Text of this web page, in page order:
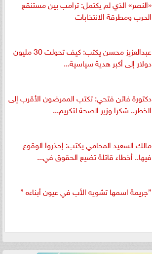
«النصر» الذي لم يكتمل: ترامب بين مستنقع
الحرب ومطرقة الانتخابات
عبدالعزيز محسن يكتب: كيف تحولت 30 مليون
دولار إلى أكبر هدية سياسية...
دكتورة فاتن فتحي: تكتب الممرضون الأقرب إلى
الخطر.. شكرا وزير الصحة لتكريم...
مالك السعيد المحامي يكتب: إحذروا الوقوع
فيها.. أخطاء قاتلة تضيع الحقوق في...
”جريمة اسمها تشويه الأب في عيون أبناءه ”